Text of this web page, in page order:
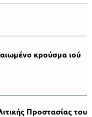
κρούσμα ιού
Προστασίας του